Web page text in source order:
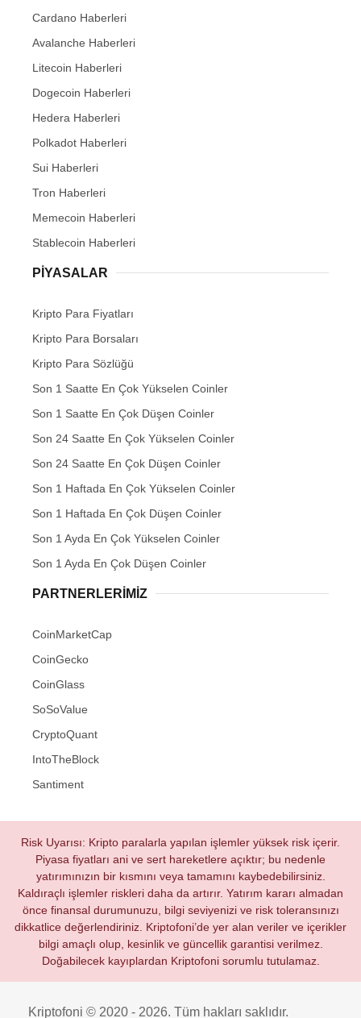
Cardano Haberleri
Avalanche Haberleri
Litecoin Haberleri
Dogecoin Haberleri
Hedera Haberleri
Polkadot Haberleri
Sui Haberleri
Tron Haberleri
Memecoin Haberleri
Stablecoin Haberleri
PIYASALAR
Kripto Para Fiyatları
Kripto Para Borsaları
Kripto Para Sözlüğü
Son 1 Saatte En Çok Yükselen Coinler
Son 1 Saatte En Çok Düşen Coinler
Son 24 Saatte En Çok Yükselen Coinler
Son 24 Saatte En Çok Düşen Coinler
Son 1 Haftada En Çok Yükselen Coinler
Son 1 Haftada En Çok Düşen Coinler
Son 1 Ayda En Çok Yükselen Coinler
Son 1 Ayda En Çok Düşen Coinler
PARTNERLERIMIZ
CoinMarketCap
CoinGecko
CoinGlass
SoSoValue
CryptoQuant
IntoTheBlock
Santiment
Risk Uyarısı: Kripto paralarla yapılan işlemler yüksek risk içerir.
Piyasa fiyatları ani ve sert hareketlere açıktır; bu nedenle
yatırımınızın bir kısmını veya tamamını kaybedebilirsiniz.
Kaldıraçlı işlemler riskleri daha da artırır. Yatırım kararı almadan
önce finansal durumunuzu, bilgi seviyenizi ve risk toleransınızı
dikkatlice değerlendiriniz. Kriptofoni’de yer alan veriler ve içerikler
bilgi amaçlı olup, kesinlik ve güncellik garantisi verilmez.
Doğabilecek kayıplardan Kriptofoni sorumlu tutulamaz.
Kriptofoni © 2020 - 2026. Tüm hakları saklıdır.